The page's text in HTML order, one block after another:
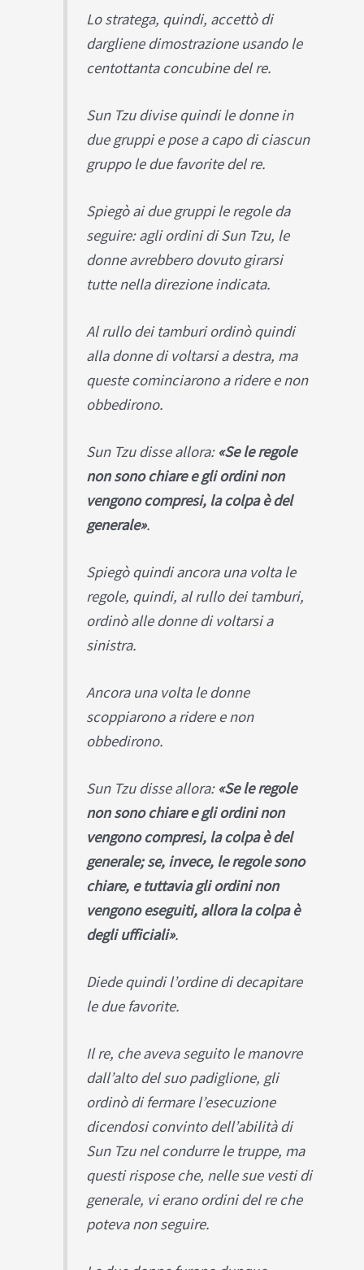
Lo stratega, quindi, accettò di
dargliene dimostrazione usando le
centottanta concubine del re.
Sun Tzu divise quindi le donne in
due gruppi e pose a capo di ciascun
gruppo le due favorite del re.
Spiegò ai due gruppi le regole da
seguire: agli ordini di Sun Tzu, le
donne avrebbero dovuto girarsi
tutte nella direzione indicata.
Al rullo dei tamburi ordinò quindi
alla donne di voltarsi a destra, ma
queste cominciarono a ridere e non
obbedirono.
Sun Tzu disse allora: «Se le regole
non sono chiare e gli ordini non
vengono compresi, la colpa è del
generale».
Spiegò quindi ancora una volta le
regole, quindi, al rullo dei tamburi,
ordinò alle donne di voltarsi a
sinistra.
Ancora una volta le donne
scoppiarono a ridere e non
obbedirono.
Sun Tzu disse allora: «Se le regole
non sono chiare e gli ordini non
vengono compresi, la colpa è del
generale; se, invece, le regole sono
chiare, e tuttavia gli ordini non
vengono eseguiti, allora la colpa è
degli ufficiali».
Diede quindi l’ordine di decapitare
le due favorite.
Il re, che aveva seguito le manovre
dall’alto del suo padiglione, gli
ordinò di fermare l’esecuzione
dicendosi convinto dell’abilità di
Sun Tzu nel condurre le truppe, ma
questi rispose che, nelle sue vesti di
generale, vi erano ordini del re che
poteva non seguire.